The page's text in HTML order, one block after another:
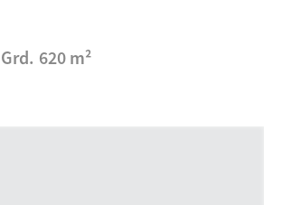
Grd. 620 m²